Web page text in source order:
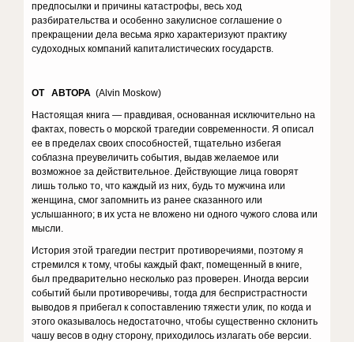
предпосылки и причины катастрофы, весь ход
разбирательства и особенно закулисное соглашение о
прекращении дела весьма ярко характеризуют практику
судоходных компаний капиталистических государств.
ОТ АВТОРА (Alvin Moskow)
Настоящая книга — правдивая, основанная исключительно на
фактах, повесть о морской трагедии современности. Я описал
ее в пределах своих способностей, тщательно избегая
соблазна преувеличить события, выдав желаемое или
возможное за действительное. Действующие лица говорят
лишь только то, что каждый из них, будь то мужчина или
женщина, смог запомнить из ранее сказанного или
услышанного; в их уста не вложено ни одного чужого слова или
мысли.
История этой трагедии пестрит противоречиями, поэтому я
стремился к тому, чтобы каждый факт, помещенный в книге,
был предварительно несколько раз проверен. Иногда версии
событий были противоречивы, тогда для беспристрастности
выводов я прибегал к сопоставлению тяжести улик, по когда и
этого оказывалось недостаточно, чтобы существенно склонить
чашу весов в одну сторону, приходилось излагать обе версии.